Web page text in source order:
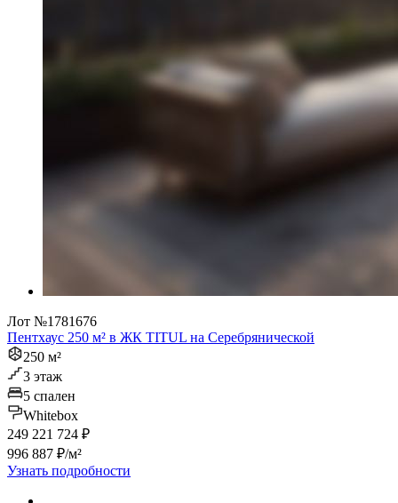
Лот №1781676
Пентхаус 250 м² в ЖК TITUL на Серебрянической
250 м²
3 этаж
5 спален
Whitebox
249 221 724 ₽
996 887 ₽/м²
Узнать подробности